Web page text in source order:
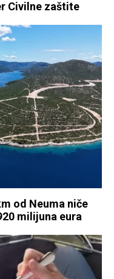
Civilne zaštite
od Neuma niče
milijuna eura